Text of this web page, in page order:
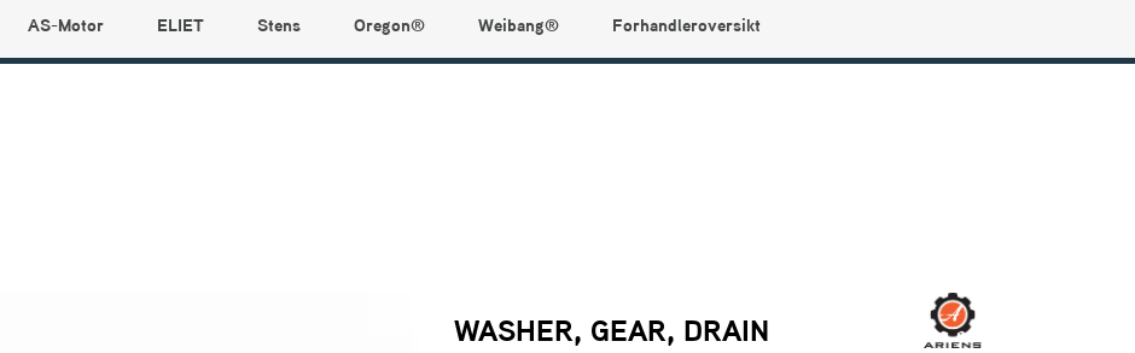
Min side
AS-Motor ELIET Stens Oregon® Weibang® Forhandleroversikt
WASHER, GEAR, DRAIN